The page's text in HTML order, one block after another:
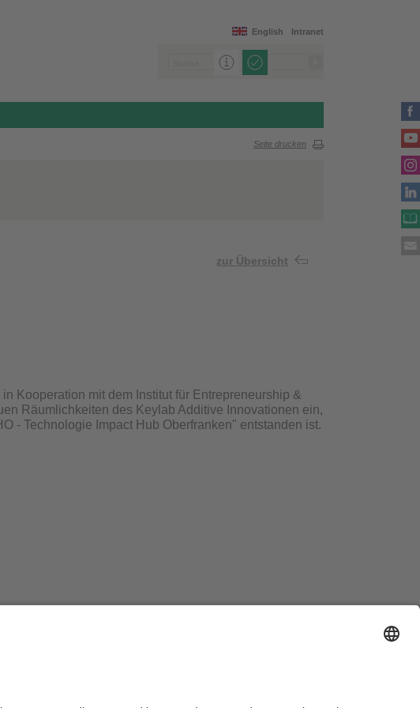
Intranet
English
Seite drucken
zur Übersicht
Kooperation mit dem Institut für Entrepreneurship &
Räumlichkeiten des Keylab Additive Innovationen ein,
- Technologie Impact Hub Oberfranken" entstanden ist.